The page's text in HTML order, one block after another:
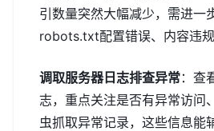
引数量突然大幅减少，需进一
robots.txt配置错误、内容违规
调取服务器日志排查异常：查
志，重点关注是否有异常访问
虫抓取异常记录，这些信息能